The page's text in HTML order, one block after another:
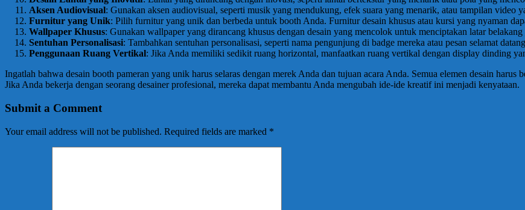
Aksen Audiovisual: Gunakan aksen audiovisual, seperti musik yang mendukung, efek suara yang menarik, atau tampilan video
Furnitur yang Unik: Pilih furnitur yang unik dan berbeda untuk booth Anda. Furnitur desain khusus atau kursi yang nyaman
Wallpaper Khusus: Gunakan wallpaper yang dirancang khusus dengan desain yang mencolok untuk menciptakan latar
Sentuhan Personalisasi: Tambahkan sentuhan personalisasi, seperti nama pengunjung di badge mereka atau pesan selamat
Penggunaan Ruang Vertikal: Jika Anda memiliki sedikit ruang horizontal, manfaatkan ruang vertikal dengan display dinding
Ingatlah bahwa desain booth pameran yang unik harus selaras dengan merek Anda dan tujuan acara Anda. Semua elemen desain
Jika Anda bekerja dengan seorang desainer profesional, mereka dapat membantu Anda mengubah ide-ide kreatif ini menjadi kenyataan.
Submit a Comment
Your email address will not be published. Required fields are marked *